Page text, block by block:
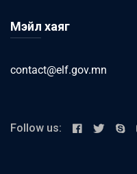
Мэйл хаяг
contact@elf.gov.mn
Follow us: